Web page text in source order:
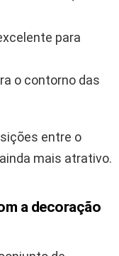
para
o contorno das
entre o
mais atrativo.
a decoração